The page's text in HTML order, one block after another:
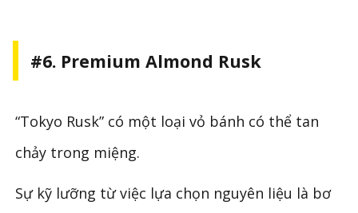
#6. Premium Almond Rusk
“Tokyo Rusk” có một loại vỏ bánh có thể tan
chảy trong miệng.
Sự kỹ lưỡng từ việc lựa chọn nguyên liệu là bơ